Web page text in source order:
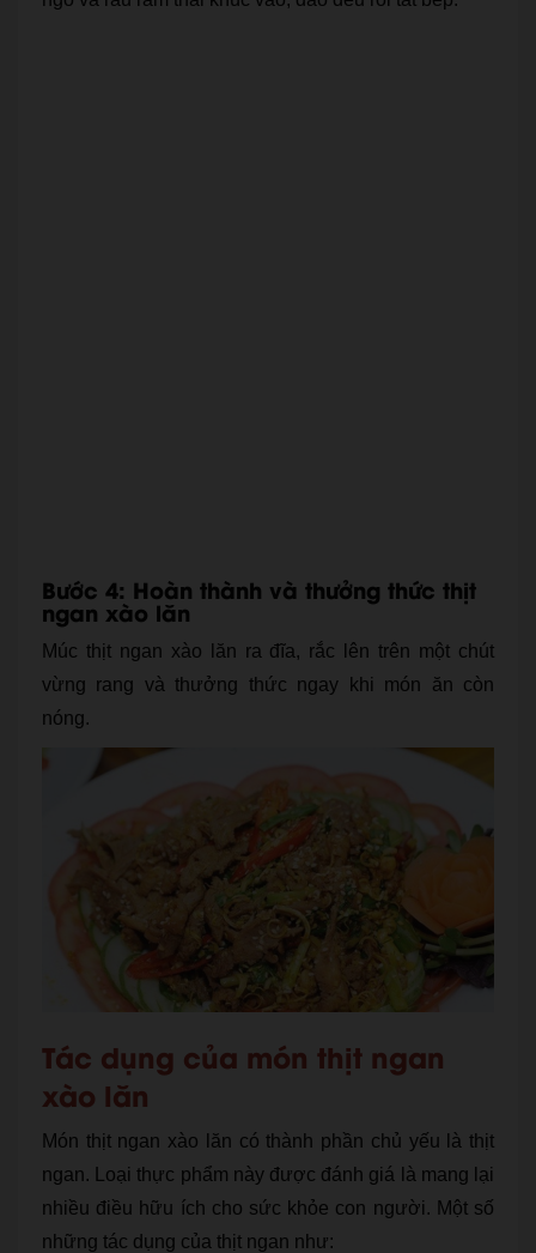
Bước 4: Hoàn thành và thưởng thức thịt
ngan xào lăn
Múc thịt ngan xào lăn ra đĩa, rắc lên trên một chút
vừng rang và thưởng thức ngay khi món ăn còn
nóng.
Tác dụng của món thịt ngan
xào lăn
Món thịt ngan xào lăn có thành phần chủ yếu là thịt
ngan. Loại thực phẩm này được đánh giá là mang lại
nhiều điều hữu ích cho sức khỏe con người. Một số
những tác dụng của thịt ngan như: